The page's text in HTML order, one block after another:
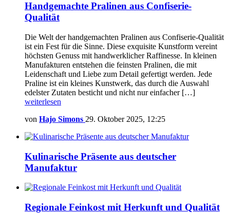
Handgemachte Pralinen aus Confiserie-
Qualität
Die Welt der handgemachten Pralinen aus Confiserie-Qualität
ist ein Fest für die Sinne. Diese exquisite Kunstform vereint
höchsten Genuss mit handwerklicher Raffinesse. In kleinen
Manufakturen entstehen die feinsten Pralinen, die mit
Leidenschaft und Liebe zum Detail gefertigt werden. Jede
Praline ist ein kleines Kunstwerk, das durch die Auswahl
edelster Zutaten besticht und nicht nur einfacher […]
weiterlesen
von Hajo Simons 29. Oktober 2025, 12:25
Kulinarische Präsente aus deutscher
Manufaktur
Regionale Feinkost mit Herkunft und Qualität